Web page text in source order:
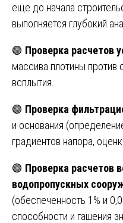
еще до начала
выполняется глубокий
🟢 Проверка расчетов
массива плотины против
всплытия.
🟢 Проверка
и основания
градиентов напора,
🟢 Проверка расчетов
водопропускных
(обеспеченность 1% и
способности и гашения